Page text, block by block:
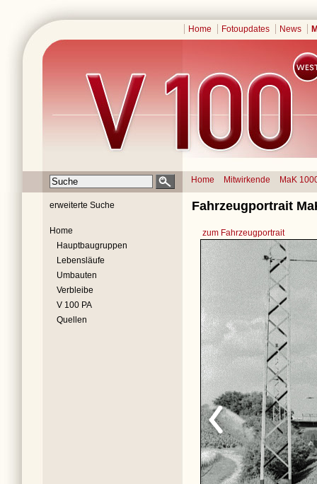
Home Fotoupdates News
Home Mitwirkende MaK
erweiterte Suche
Home
Hauptbaugruppen
Lebensläufe
Umbauten
Verbleibe
V 100 PA
Quellen
Fahrzeugportrait
zum Fahrzeugportrait